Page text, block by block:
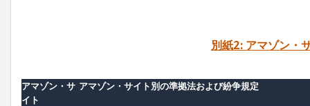
別紙2: アマゾン・
アマゾン・サ
イト
アマゾン・サイト別の準拠法および紛争規定